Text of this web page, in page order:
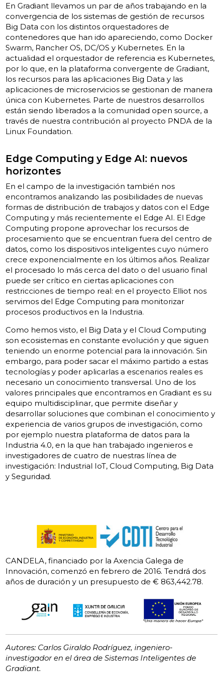
En Gradiant llevamos un par de años trabajando en la
convergencia de los sistemas de gestión de recursos
Big Data con los distintos orquestadores de
contenedores que han ido apareciendo, como Docker
Swarm, Rancher OS, DC/OS y Kubernetes. En la
actualidad el orquestador de referencia es Kubernetes,
por lo que, en la plataforma convergente de Gradiant,
los recursos para las aplicaciones Big Data y las
aplicaciones de microservicios se gestionan de manera
única con Kubernetes. Parte de nuestros desarrollos
están siendo liberados a la comunidad open source, a
través de nuestra contribución al proyecto PNDA de la
Linux Foundation.
Edge Computing y Edge AI: nuevos
horizontes
En el campo de la investigación también nos
encontramos analizando las posibilidades de nuevas
formas de distribución de trabajos y datos con el Edge
Computing y más recientemente el Edge AI. El Edge
Computing propone aprovechar los recursos de
procesamiento que se encuentran fuera del centro de
datos, como los dispositivos inteligentes cuyo número
crece exponencialmente en los últimos años. Realizar
el procesado lo más cerca del dato o del usuario final
puede ser crítico en ciertas aplicaciones con
restricciones de tiempo real: en el proyecto Elliot nos
servimos del Edge Computing para monitorizar
procesos productivos en la Industria.
Como hemos visto, el Big Data y el Cloud Computing
son ecosistemas en constante evolución y que siguen
teniendo un enorme potencial para la innovación. Sin
embargo, para poder sacar el máximo partido a estas
tecnologías y poder aplicarlas a escenarios reales es
necesario un conocimiento transversal. Uno de los
valores principales que encontramos en Gradiant es su
equipo multidisciplinar, que permite diseñar y
desarrollar soluciones que combinan el conocimiento y
experiencia de varios grupos de investigación, como
por ejemplo nuestra plataforma de datos para la
Industria 4.0, en la que han trabajado ingenieros e
investigadores de cuatro de nuestras línea de
investigación: Industrial IoT, Cloud Computing, Big Data
y Seguridad.
CANDELA, financiado por la Axencia Galega de
Innovación, comenzó en febrero de 2016. Tendrá dos
años de duración y un presupuesto de € 863,442.78.
Autores: Carlos Giraldo Rodríguez, ingeniero-
investigador en el área de Sistemas Inteligentes de
Gradiant.